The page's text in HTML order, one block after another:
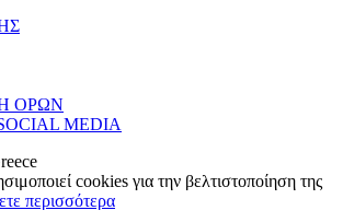
ΟΡΩΝ
MEDIA
cookies για την βελτιστοποίηση της
περισσότερα